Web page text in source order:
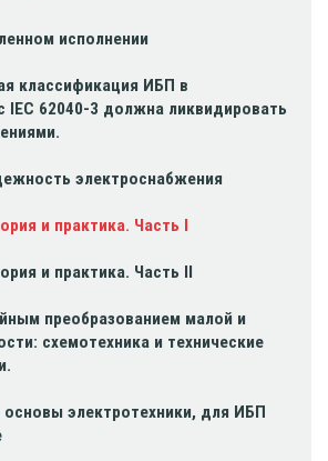
исполнении
классификация ИБП в
IEC 62040-3 должна ликвидировать
электроснабжения
и практика. Часть I
и практика. Часть II
преобразованием малой и
схемотехника и технические
основы электротехники, для ИБП